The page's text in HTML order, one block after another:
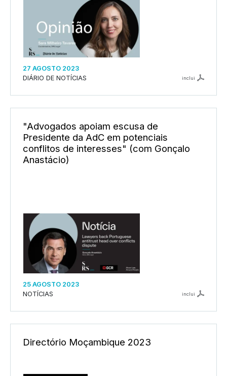
27 AGOSTO 2023
DIÁRIO DE NOTÍCIAS
inclui
"Advogados apoiam escusa de
Presidente da AdC em potenciais
conflitos de interesses" (com Gonçalo
Anastácio)
25 AGOSTO 2023
NOTÍCIAS
inclui
Directório Moçambique 2023